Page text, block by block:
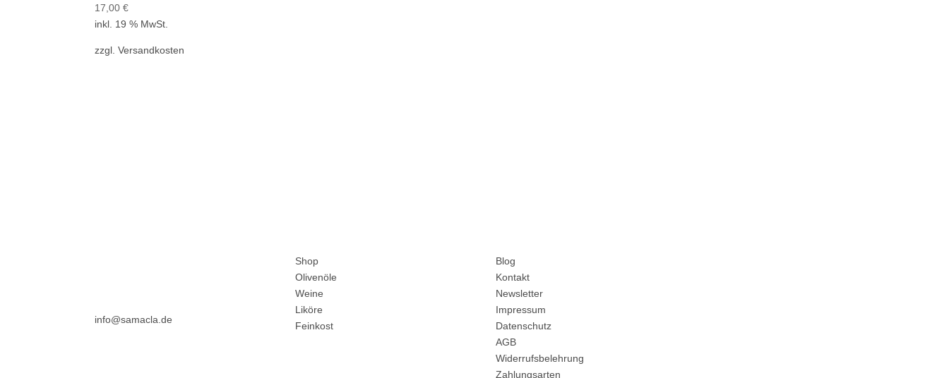
17,00€
inkl. 19 % MwSt.
zzgl.Versandkosten
info@samacla.de
Shop
Olivenöle
Weine
Liköre
Feinkost
Blog
Kontakt
Newsletter
Impressum
Datenschutz
AGB
Widerrufsbelehrung
Zahlungsarten